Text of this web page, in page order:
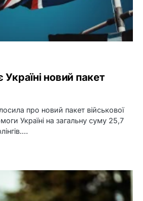
Україні новий пакет
про новий пакет військової
Україні на загальну суму 25,7